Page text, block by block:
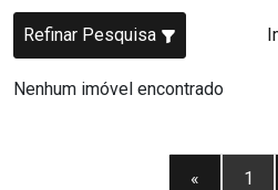
Refinar Pesquisa
Nenhum imóvel encontrado
« 1